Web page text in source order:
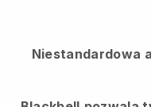
Niestandardowa